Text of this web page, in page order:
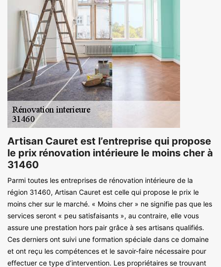
Artisan Cauret est l’entreprise qui propose
le prix rénovation intérieure le moins cher à
31460
Parmi toutes les entreprises de rénovation intérieure de la
région 31460, Artisan Cauret est celle qui propose le prix le
moins cher sur le marché. « Moins cher » ne signifie pas que les
services seront « peu satisfaisants », au contraire, elle vous
assure une prestation hors pair grâce à ses artisans qualifiés.
Ces derniers ont suivi une formation spéciale dans ce domaine
et ont reçu les compétences et le savoir-faire nécessaire pour
effectuer ce type d’intervention. Les propriétaires se trouvant